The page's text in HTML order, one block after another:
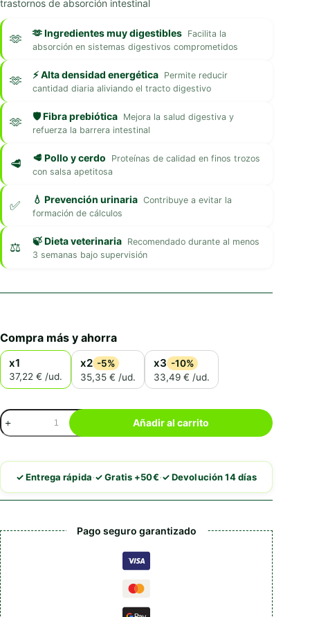
trastornos de absorción intestinal
🫶 Ingredientes muy digestibles Facilita la
absorción en sistemas digestivos comprometidos
⚡ Alta densidad energética Permite reducir
cantidad diaria aliviando el tracto digestivo
🛡️ Fibra prebiótica Mejora la salud digestiva y
refuerza la barrera intestinal
🥩 Pollo y cerdo
Proteínas de calidad en finos trozos
con salsa apetitosa
💧 Prevención urinaria Contribuye a evitar la
formación de cálculos
🍃 Dieta veterinaria Recomendado durante al menos
3 semanas bajo supervisión
Compra más y ahorra
x1
37,22 € /ud.
x2 -5%
35,35 € /ud.
x3 -10%
33,49 € /ud.
Royal
Canin
Comida
Gastrointestinal
Salsa
Añadir al carrito
✓ Entrega rápida·✓ Gratis +50€·✓ Devolución 14 días
Pago seguro garantizado